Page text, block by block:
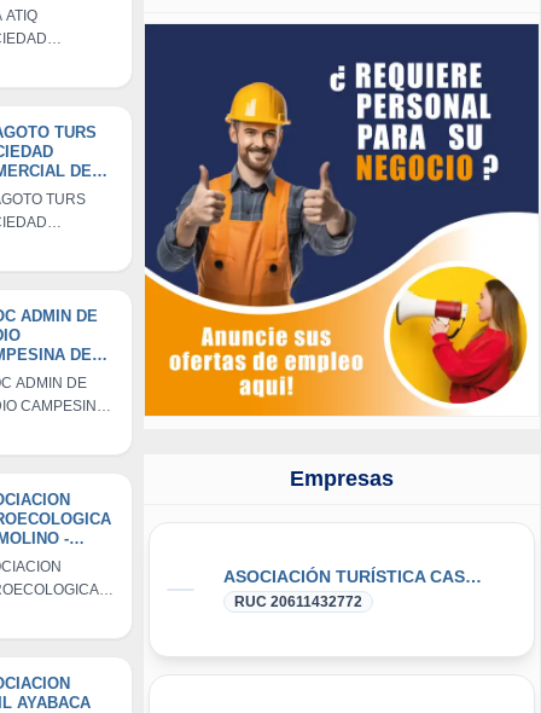
ATIQ
TURS
DE
TURS
ADMIN DE
DE
ADMIN DE
CAMPESINA
-
EL
EL
AYABACA
Empresas
ASOCIACIÓN TURÍSTICA CASCADA LA DRAGONA DE BARBASCO PAMPA ANEXO SEÑOR DE LOS MILAGROS
RUC 20611432772